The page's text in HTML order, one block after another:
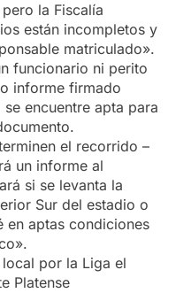
la Fiscalía
están incompletos y
matriculado».
funcionario ni perito
informe firmado
encuentre apta para
el recorrido –
un informe al
si se levanta la
Sur del estadio o
en aptas condiciones
por la Liga el
Platense